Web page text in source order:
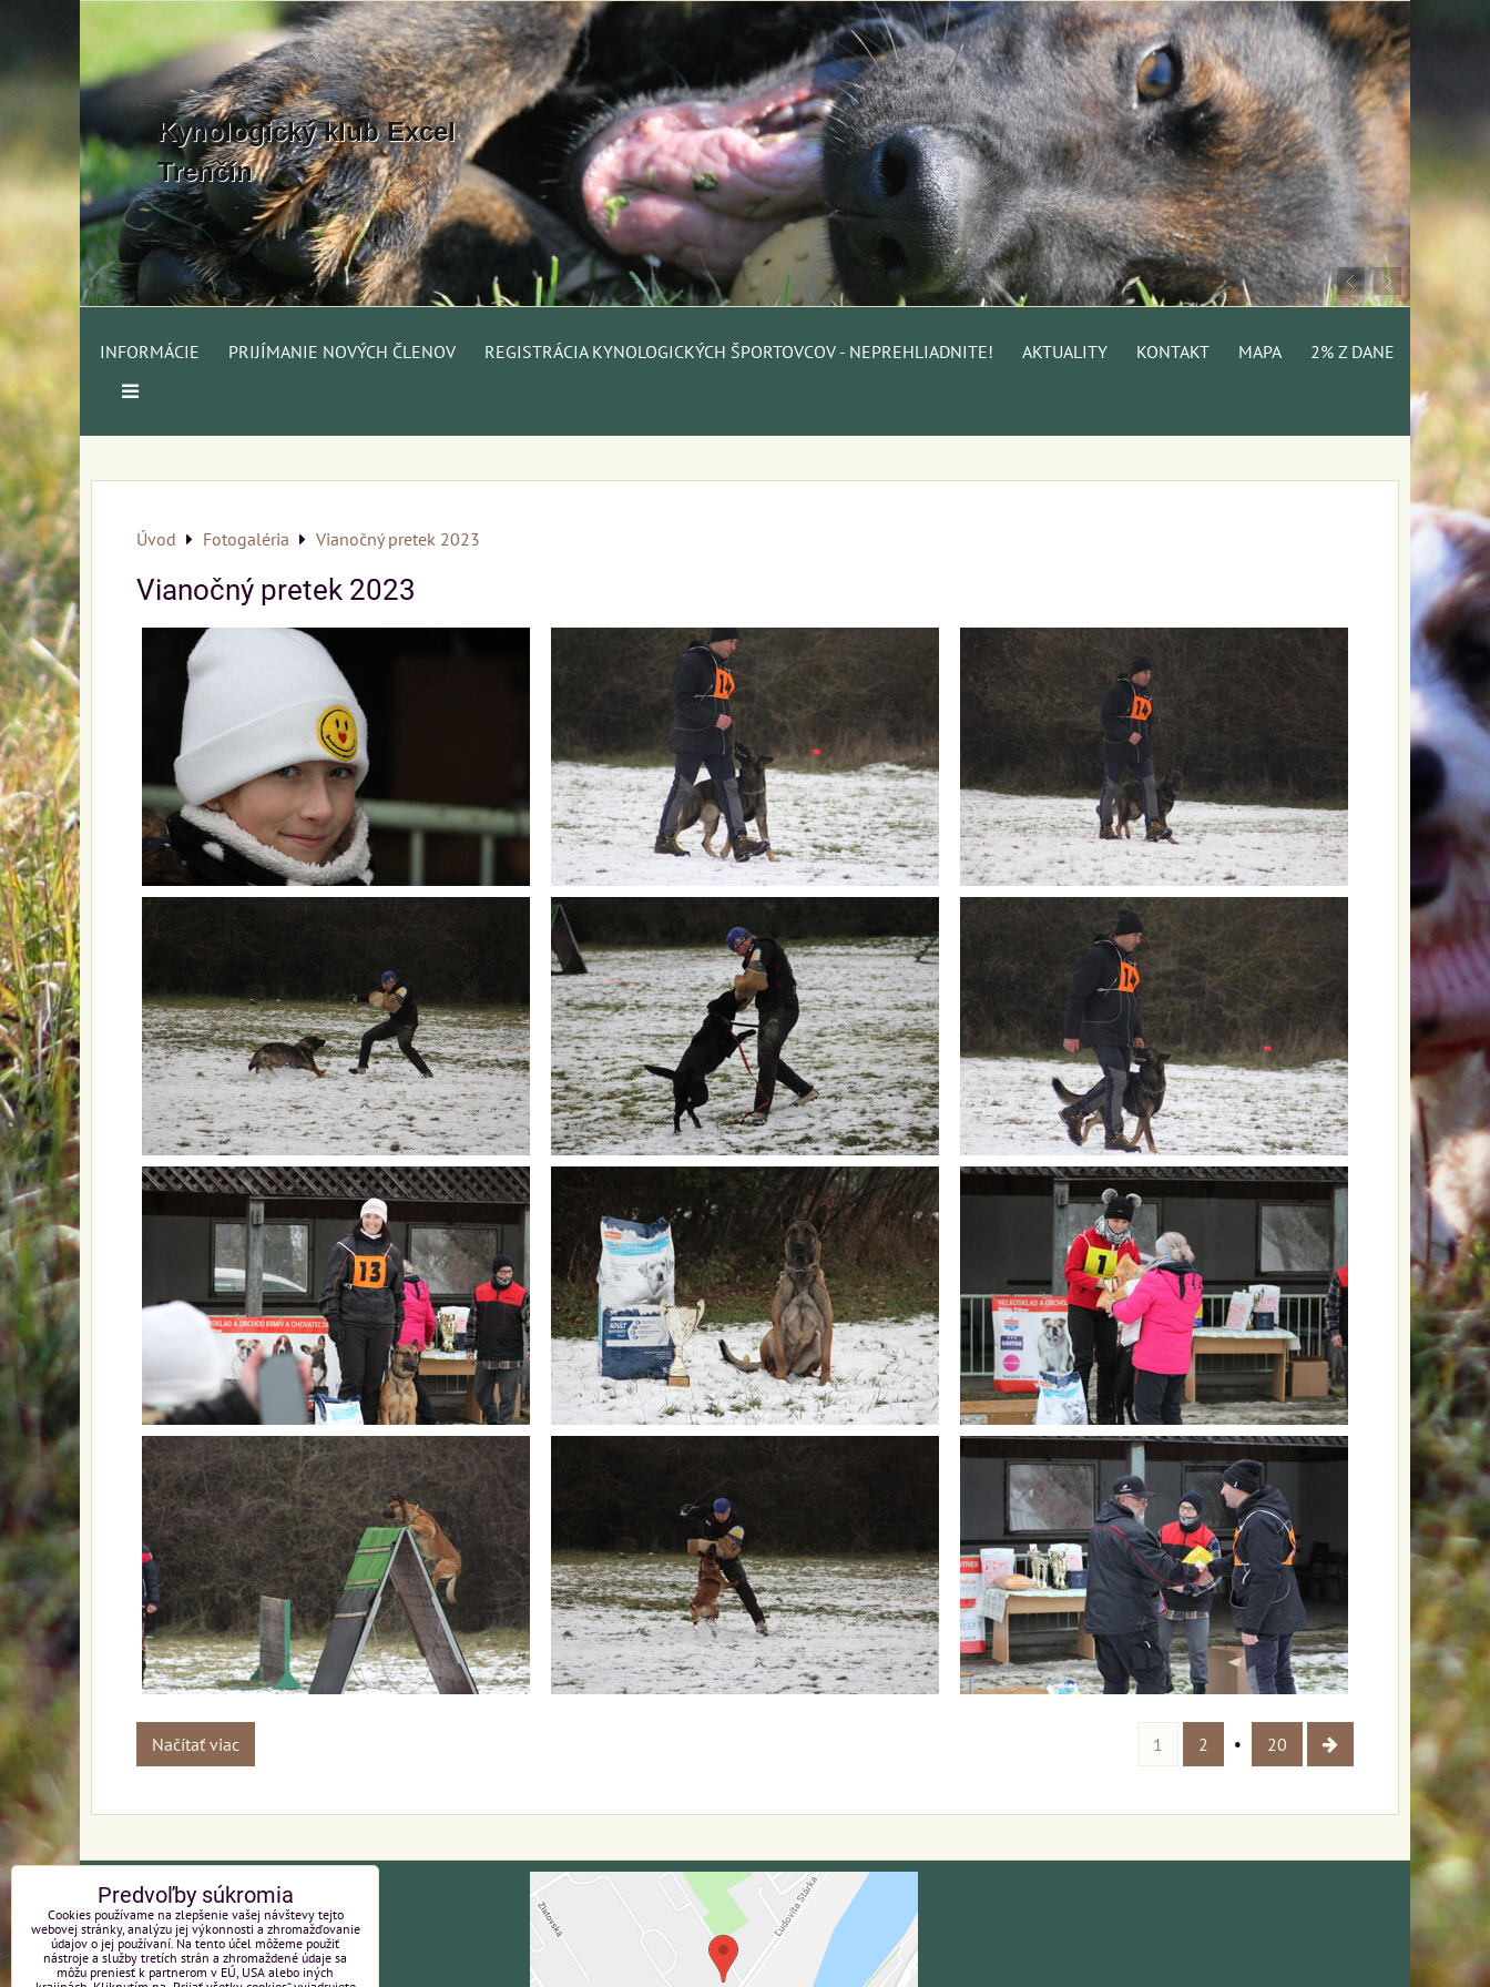
Kynologický klub Excel
Trenčín
INFORMÁCIE PRIJÍMANIE NOVÝCH ČLENOV REGISTRÁCIA KYNOLOGICKÝCH ŠPORTOVCOV - NEPREHLIADNITE! AKTUALITY KONTAKT MAPA 2% Z DANE
Úvod Fotogaléria Vianočný pretek 2023
Vianočný pretek 2023
Načítať viac 1 2 20
KONTAKT
Kynologický klub EXCEL
Predvoľby súkromia
Cookies používame na zlepšenie vašej návštevy tejto
webovej stránky, analýzu jej výkonnosti a zhromažďovanie
údajov o jej používaní. Na tento účel môžeme použiť
nástroje a služby tretích strán a zhromaždené údaje sa
môžu preniesť k partnerom v EÚ, USA alebo iných